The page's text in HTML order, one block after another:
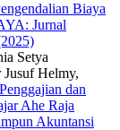
Biaya
Jurnal
Setya
Helmy,
dan
Ahe Raja
Akuntansi